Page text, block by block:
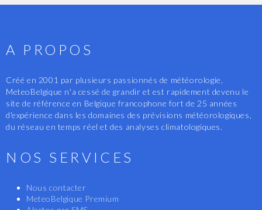
A PROPOS
Créé en 2001 par plusieurs passionnés de météorologie,
MeteoBelgique n'a cessé de grandir et est rapidement devenu le
site de référence en Belgique francophone fort de 25 années
d'expérience dans les domaines des prévisions météorologiques,
du réseau en temps réel et des analyses climatologiques.
NOS SERVICES
Nous contacter
MeteoBelgique Premium